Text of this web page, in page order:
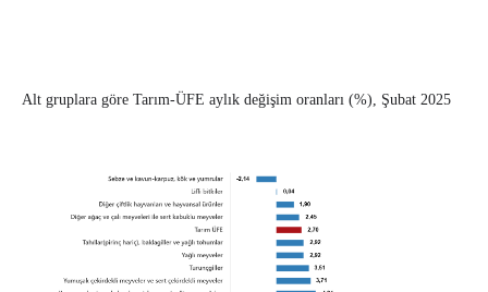
Alt gruplara göre Tarım-ÜFE aylık değişim oranları (%), Şubat 2025